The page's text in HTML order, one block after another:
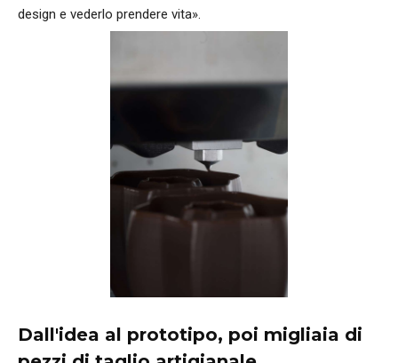
design e vederlo prendere vita».
Dall'idea al prototipo, poi migliaia di